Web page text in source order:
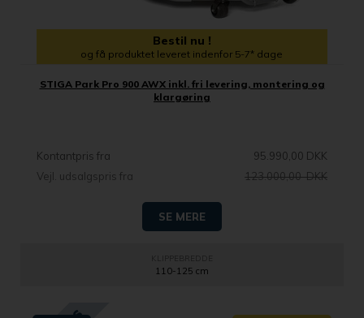
Bestil nu !
og få produktet leveret indenfor 5-7* dage
STIGA Park Pro 900 AWX inkl. fri levering, montering og
klargøring
Kontantpris fra
95.990,00 DKK
Vejl. udsalgspris fra
123.000,00 DKK
SE MERE
110-125 cm